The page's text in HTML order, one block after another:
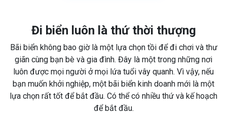
Đi biển luôn là thứ thời thượng
Bãi biển không bao giờ là một lựa chọn tồi để đi chơi và thư
giãn cùng bạn bè và gia đình. Đây là một trong những nơi
luôn được mọi người ở mọi lứa tuổi vây quanh. Vì vậy, nếu
bạn muốn khởi nghiệp, một bãi biển kinh doanh mới là một
lựa chọn rất tốt để bắt đầu. Có thể có nhiều thứ và kế hoạch
để bắt đầu.